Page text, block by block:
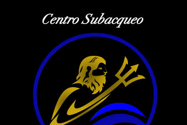
Centro Subacqueo